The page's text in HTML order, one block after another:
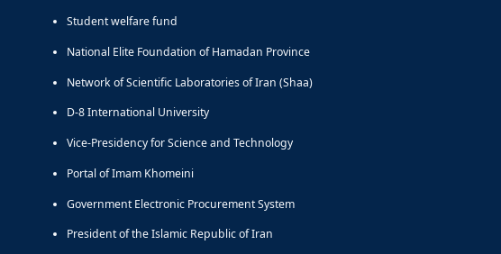
Student welfare fund
National Elite Foundation of Hamadan Province
Network of Scientific Laboratories of Iran (Shaa)
D-8 International University
Vice-Presidency for Science and Technology
Portal of Imam Khomeini
Government Electronic Procurement System
President of the Islamic Republic of Iran